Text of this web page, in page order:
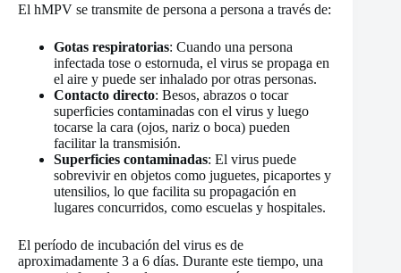
El hMPV se transmite de persona a persona a través de:
Gotas respiratorias: Cuando una persona
infectada tose o estornuda, el virus se propaga en
el aire y puede ser inhalado por otras personas.
Contacto directo: Besos, abrazos o tocar
superficies contaminadas con el virus y luego
tocarse la cara (ojos, nariz o boca) pueden
facilitar la transmisión.
Superficies contaminadas: El virus puede
sobrevivir en objetos como juguetes, picaportes y
utensilios, lo que facilita su propagación en
lugares concurridos, como escuelas y hospitales.
El período de incubación del virus es de
aproximadamente 3 a 6 días. Durante este tiempo, una